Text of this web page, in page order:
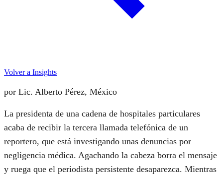
Volver a Insights
por Lic. Alberto Pérez, México
La presidenta de una cadena de hospitales particulares
acaba de recibir la tercera llamada telefónica de un
reportero, que está investigando unas denuncias por
negligencia médica. Agachando la cabeza borra el mensaje
y ruega que el periodista persistente desaparezca. Mientras